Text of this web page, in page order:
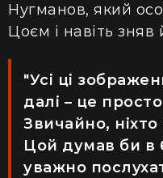
Нугманов, який
Цоєм і навіть зняв
"Усі ці
далі – це
Звичайно,
Цой думав би в
уважно